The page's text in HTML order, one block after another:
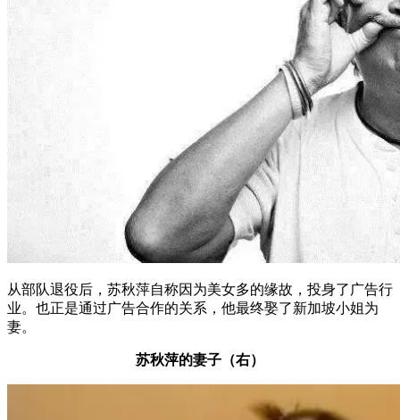
从部队退役后，苏秋萍自称因为美女多的缘故，投身了广告行
业。也正是通过广告合作的关系，他最终娶了新加坡小姐为
妻。
苏秋萍的妻子（右）